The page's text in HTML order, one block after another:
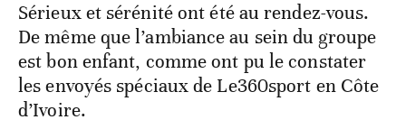
Sérieux et sérénité ont été au rendez-vous.
De même que l’ambiance au sein du groupe
est bon enfant, comme ont pu le constater
les envoyés spéciaux de Le360sport en Côte
d’Ivoire.